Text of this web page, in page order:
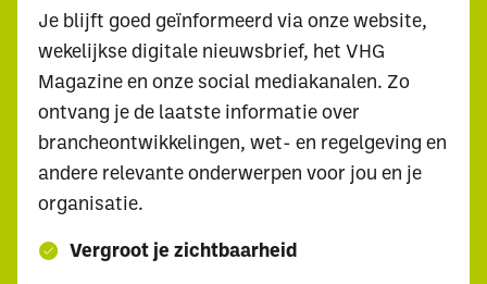
Je blijft goed geïnformeerd via onze website,
wekelijkse digitale nieuwsbrief, het VHG
Magazine en onze social mediakanalen. Zo
ontvang je de laatste informatie over
brancheontwikkelingen, wet- en regelgeving en
andere relevante onderwerpen voor jou en je
organisatie.
Vergroot je zichtbaarheid